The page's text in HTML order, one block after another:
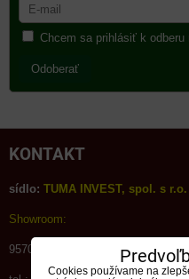
Chcem sa prihlásiť k odberu
Odoberať
KONTAKT
sídlo: TUMA INVEST, spol. s r.o.
Showroom:
95703 Bánovce nad Bebr.,časť
Cookies používame na